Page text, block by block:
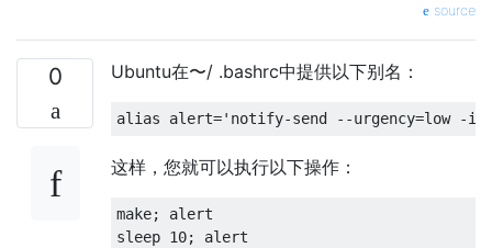
source
0 Ubuntu在〜/ .bashrc中提供以下别名：
alias alert='notify-send --urgency=low
这样，您就可以执行以下操作：
make;
alert
sleep 10; alert